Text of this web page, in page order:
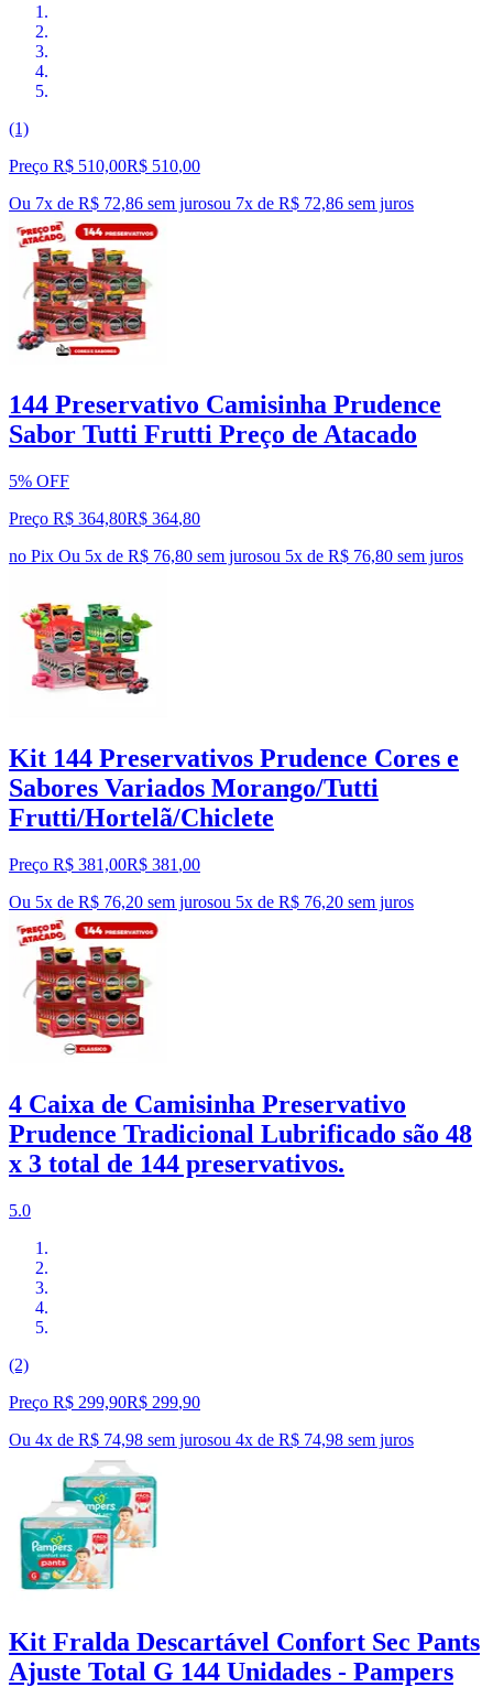
(1)
Preço R$ 510,00R$ 510,00
Ou 7x de R$ 72,86 sem jurosou 7x de R$ 72,86 sem juros
144 Preservativo Camisinha Prudence
Sabor Tutti Frutti Preço de Atacado
5% OFF
Preço R$ 364,80R$ 364,80
no Pix Ou 5x de R$ 76,80 sem jurosou 5x de R$ 76,80 sem juros
Kit 144 Preservativos Prudence Cores e
Sabores Variados Morango/Tutti
Frutti/Hortelã/Chiclete
Preço R$ 381,00R$ 381 ,00
Ou 5x de R$ 76,20 sem jurosou 5x de R$ 76,20 sem juros
4 Caixa de Camisinha Preservativo
Prudence Tradicional Lubrificado são 48
x 3 total de 144 preservativos.
5.0
(2)
Preço R$ 299,90R$ 299,90
Ou 4x de R$ 74,98 sem jurosou 4x de R$ 74,98 sem juros
Kit Fralda Descartável Confort Sec Pants
Ajuste Total G 144 Unidades - Pampers